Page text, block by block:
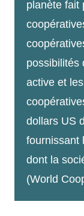
planète fait
possibilités
active et
dollars US
fournissant
dont la
(World